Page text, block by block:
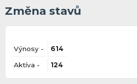
Změna stavů
Výnosy - 614
Aktíva - 124